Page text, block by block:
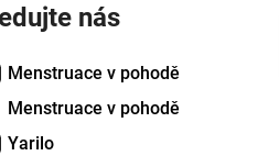
nás
Menstruace v pohodě
Menstruace v pohodě
Yarilo